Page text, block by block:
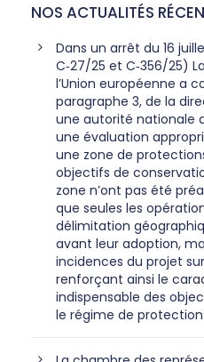
NOS ACTUALITÉS
Dans un arrêt du 16
C‑27/25 et C‑356/25)
l’Union européenne a
paragraphe 3, de la
une autorité nationale
une évaluation
une zone de
objectifs de
zone n’ont pas été
que seules les
délimitation
avant leur adoption,
incidences du projet
renforçant ainsi le
indispensable des
le régime de